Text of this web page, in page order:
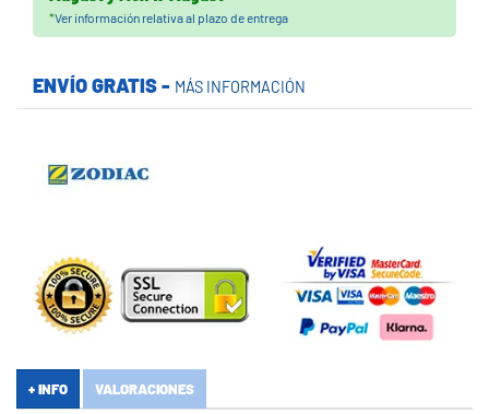
*Ver información relativa al plazo de entrega
ENVÍO GRATIS - MÁS INFORMACIÓN
+ INFO VALORACIONES